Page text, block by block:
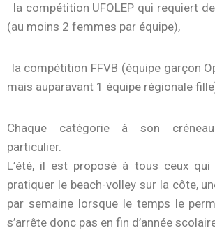
la compétition UFOLEP qui requiert
(au moins 2 femmes par équipe),
la compétition FFVB (équipe garçon
mais auparavant 1 équipe régionale
Chaque catégorie à son créneau
particulier.
L’été, il est proposé à tous ceux
pratiquer le beach-volley sur la côte,
par semaine lorsque le temps le
s’arrête donc pas en fin d’année